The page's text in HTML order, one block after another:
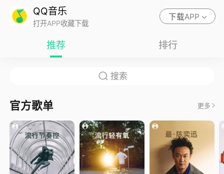
QQ音乐
打开APP收藏下载
下载APP
推荐 排行
官方歌单 更多